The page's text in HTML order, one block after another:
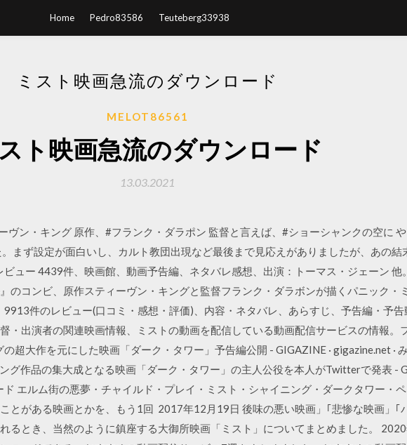
Home Pedro83586 Teuteberg33938
ミスト映画急流のダウンロード
MELOT86561
ト映画急流のダウンロード
13.03.2021
ヴン・キング 原作、#フランク・ダラポン 監督と言えば、#ショーシャンクの空に
まず設定が面白いし、カルト教団出現など最後まで見応えがありましたが、あの結
ュー 4439件、映画館、動画予告編、ネタバレ感想、出演：トーマス・ジェーン 他
のコンビ、原作スティーヴン・キングと監督フランク・ダラボンが描くパニック・
件のレビュー(口コミ・感想・評価)、内容・ネタバレ、あらすじ、予告編・予告
・出演者の関連映画情報、ミストの動画を配信している動画配信サービスの情報。
超大作を元にした映画「ダーク・タワー」予告編公開 - GIGAZINE · gigazine.net ·
ング作品の集大成となる映画「ダーク・タワー」の主人公役を本人がTwitterで発表 -
エルム街の悪夢・チャイルド・プレイ・ミスト・シャイニング・ダークタワー・
とがある映画とかを、もう1回 2017年12月19日 後味の悪い映画」｢悲惨な映画」｢
るとき、当然のように鎮座する大御所映画「ミスト」についてまとめました。